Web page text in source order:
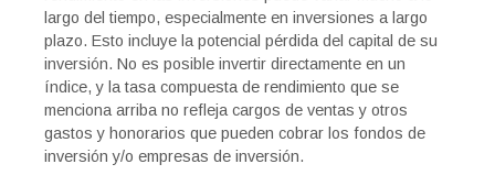
largo del tiempo, especialmente en inversiones a largo
plazo. Esto incluye la potencial pérdida del capital de su
inversión. No es posible invertir directamente en un
índice, y la tasa compuesta de rendimiento que se
menciona arriba no refleja cargos de ventas y otros
gastos y honorarios que pueden cobrar los fondos de
inversión y/o empresas de inversión.